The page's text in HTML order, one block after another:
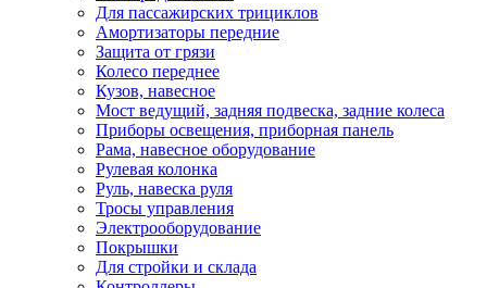
Для пассажирских трициклов
Амортизаторы передние
Защита от грязи
Колесо переднее
Кузов, навесное
Мост ведущий, задняя подвеска, задние колеса
Приборы освещения, приборная панель
Рама, навесное оборудование
Рулевая колонка
Руль, навеска руля
Тросы управления
Электрооборудование
Покрышки
Для стройки и склада